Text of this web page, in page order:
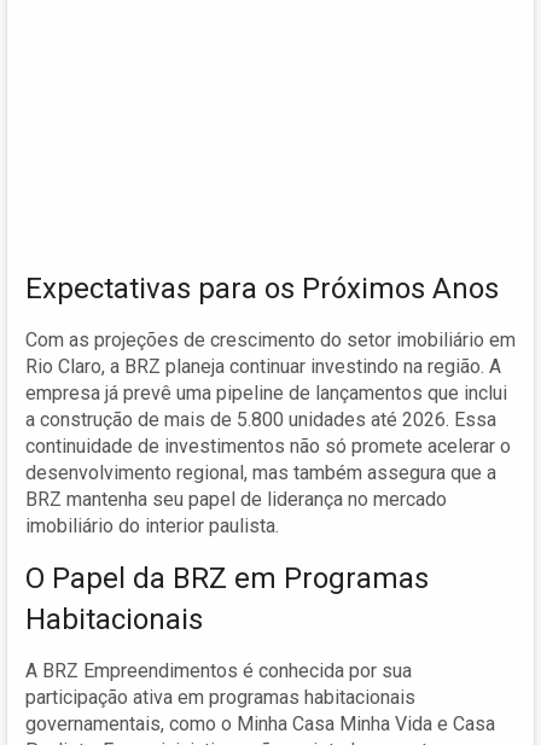
Expectativas para os Próximos Anos
Com as projeções de crescimento do setor imobiliário em
Rio Claro, a BRZ planeja continuar investindo na região. A
empresa já prevê uma pipeline de lançamentos que inclui
a construção de mais de 5.800 unidades até 2026. Essa
continuidade de investimentos não só promete acelerar o
desenvolvimento regional, mas também assegura que a
BRZ mantenha seu papel de liderança no mercado
imobiliário do interior paulista.
O Papel da BRZ em Programas
Habitacionais
A BRZ Empreendimentos é conhecida por sua
participação ativa em programas habitacionais
governamentais, como o Minha Casa Minha Vida e Casa